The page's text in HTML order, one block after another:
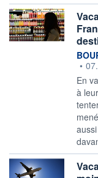
•
En
à